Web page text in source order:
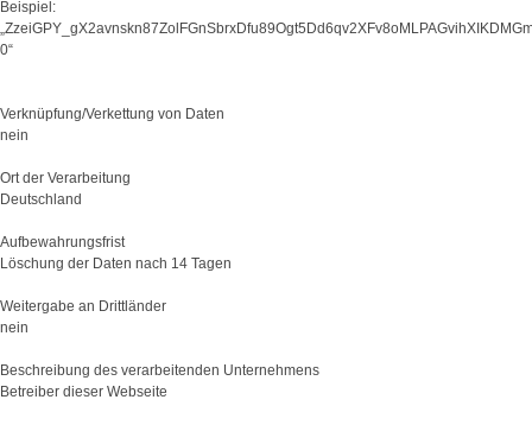
Beispiel:
0“
Verknüpfung/Verkettung von Daten
nein
Ort der Verarbeitung
Deutschland
Aufbewahrungsfrist
Löschung der Daten nach 14 Tagen
Weitergabe an Drittländer
nein
Beschreibung des verarbeitenden Unternehmens
Betreiber dieser Webseite